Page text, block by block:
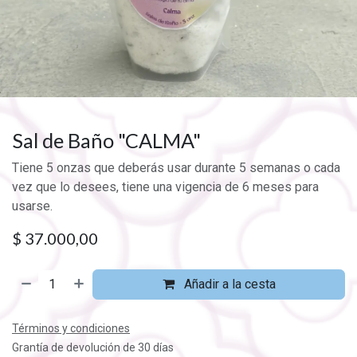
Sal de Baño "CALMA"
Tiene 5 onzas que deberás usar durante 5 semanas o cada
vez que lo desees, tiene una vigencia de 6 meses para
usarse.
$ 37.000,00
Añadir a la cesta
Términos y condiciones
Grantía de devolución de 30 días